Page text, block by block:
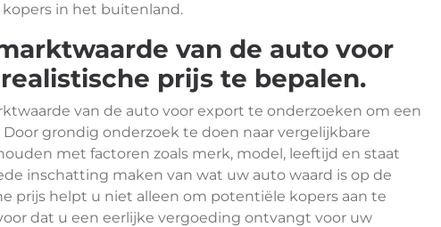
in het buitenland.
van de auto voor
prijs te bepalen.
van de auto voor export te onderzoeken om een
grondig onderzoek te doen naar vergelijkbare
met factoren zoals merk, model, leeftijd en staat
inschatting maken van wat uw auto waard is op de
prijs helpt u niet alleen om potentiële kopers aan te
dat u een eerlijke vergoeding ontvangt voor uw